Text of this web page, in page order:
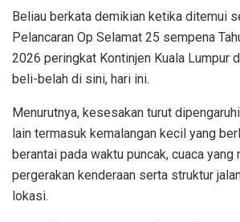
Beliau berkata demikian ketika ditemui
Pelancaran Op Selamat 25 sempena
2026 peringkat Kontinjen Kuala Lumpur
beli-belah di sini, hari ini.
Menurutnya, kesesakan turut
lain termasuk kemalangan kecil yang
berantai pada waktu puncak, cuaca yang
pergerakan kenderaan serta struktur
lokasi.